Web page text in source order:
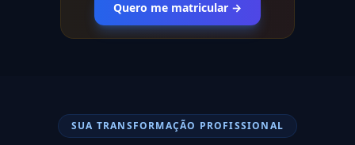
Quero me matricular →
SUA TRANSFORMAÇÃO PROFISSIONAL